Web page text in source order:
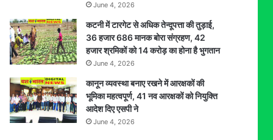
June 4, 2026
कटनी में टारगेट से अधिक तेन्दूपत्ता की तुड़ाई,
36 हजार 686 मानक बोरा संग्रहण, 42
हजार श्रमिकों को 14 करोड़ का होना है भुगतान
June 4, 2026
कानून व्यवस्था बनाए रखने में आरक्षकों की
भूमिका महत्वपूर्ण, 41 नव आरक्षकों को नियुक्ति
आदेश दिए एसपी ने
June 4, 2026